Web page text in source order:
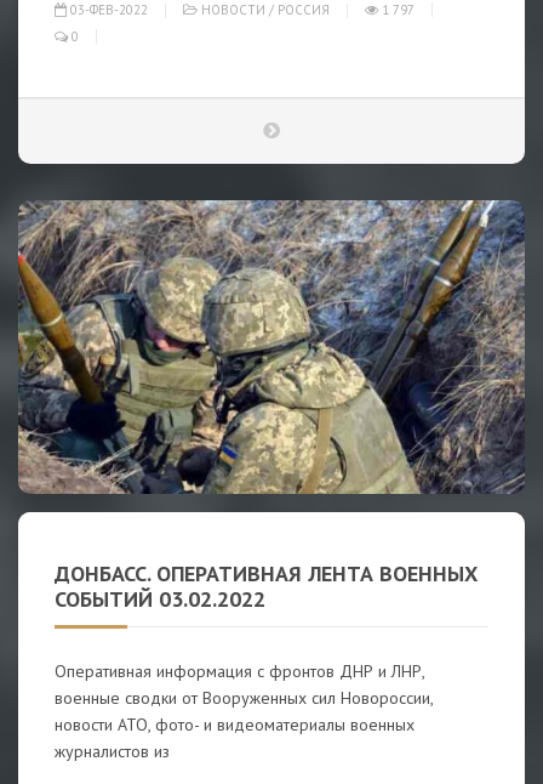
03-ФЕВ-2022 НОВОСТИ / РОССИЯ
1 797
0
ДОНБАСС. ОПЕРАТИВНАЯ ЛЕНТА ВОЕННЫХ
СОБЫТИЙ 03.02.2022
Оперативная информация с фронтов ДНР и ЛНР,
военные сводки от Вооруженных сил Новороссии,
новости АТО, фото- и видеоматериалы военных
журналистов из